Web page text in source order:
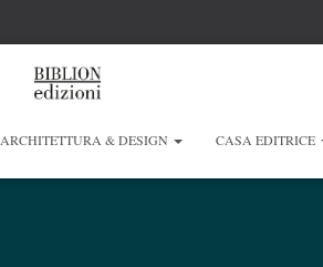
ARCHITETTURA & DESIGN CASA EDITRICE